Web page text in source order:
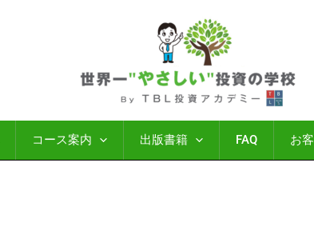
コース案内 出版書籍 FAQ お